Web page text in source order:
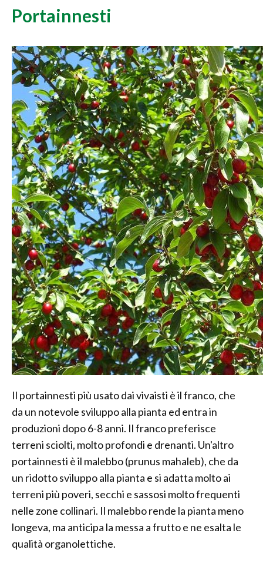
Portainnesti
Il portainnesti più usato dai vivaisti è il franco, che
da un notevole sviluppo alla pianta ed entra in
produzioni dopo 6-8 anni. Il franco preferisce
terreni sciolti, molto profondi e drenanti. Un'altro
portainnesti è il malebbo (prunus mahaleb), che da
un ridotto sviluppo alla pianta e si adatta molto ai
terreni più poveri, secchi e sassosi molto frequenti
nelle zone collinari. Il malebbo rende la pianta meno
longeva, ma anticipa la messa a frutto e ne esalta le
qualità organolettiche.